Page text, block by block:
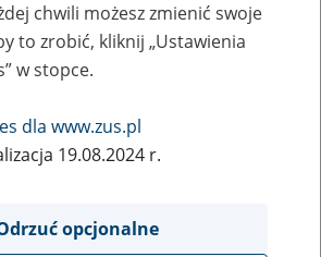
siebie - zakładanie profili
Twojej firmy
chwili możesz zmienić swoje
to zrobić, kliknij „Ustawienia
w stopce.
dla www.zus.pl
19.08.2024 r.
opcjonalne